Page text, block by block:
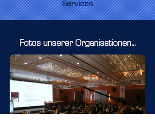
Services
Fotos unserer Organisationen...